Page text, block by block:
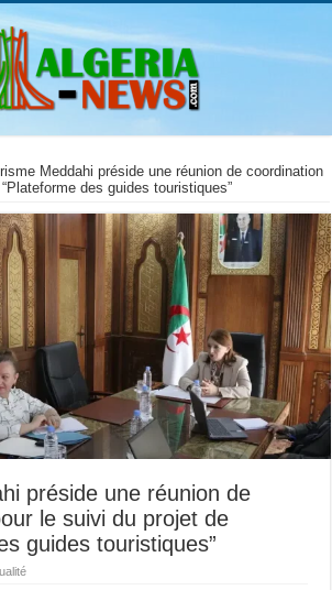
Meddahi préside une réunion de coordination
des guides touristiques”
préside une réunion de
le suivi du projet de
guides touristiques”